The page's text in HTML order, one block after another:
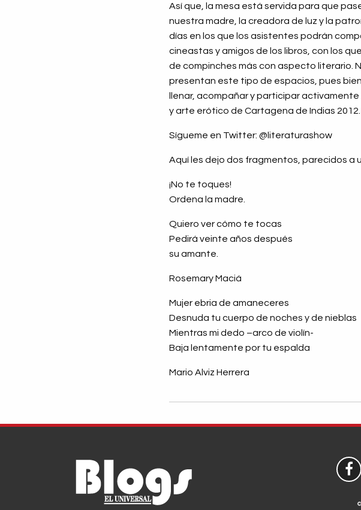
Así que, la mesa está servida para que
nuestra madre, la creadora de luz y la
días en los que los asistentes podrán
cineastas y amigos de los libros, con los
de compinches más con aspecto literario.
presentan este tipo de espacios, pues
llenar, acompañar y participar
y arte erótico de Cartagena de Indias 2012.
Sígueme en Twitter: @literaturashow
Aquí les dejo dos fragmentos, parecidos a
¡No te toques!
Ordena la madre.
Quiero ver cómo te tocas
Pedirá veinte años después
su amante.
Rosemary Maciá
Mujer ebria de amaneceres
Desnuda tu cuerpo de noches y de nieblas
Mientras mi dedo –arco de violín-
Baja lentamente por tu espalda
Mario Alviz Herrera